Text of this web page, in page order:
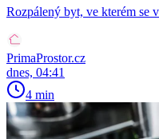
Rozpálený byt, ve kterém se
PrimaProstor.cz
dnes, 04:41
4 min